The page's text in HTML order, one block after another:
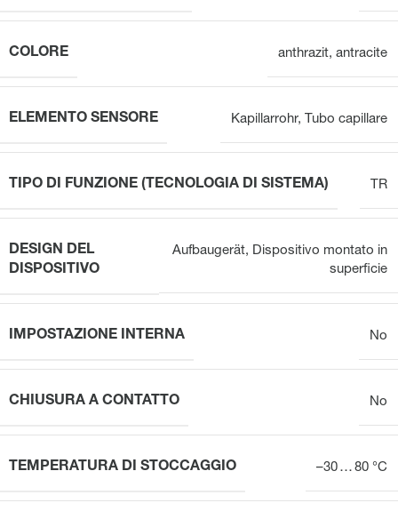
COLORE anthrazit, antracite
ELEMENTO SENSORE Kapillarrohr, Tubo capillare
TIPO DI FUNZIONE (TECNOLOGIA DI SISTEMA) TR
DESIGN DEL
DISPOSITIVO
Aufbaugerät, Dispositivo montato in
superficie
IMPOSTAZIONE INTERNA No
CHIUSURA A CONTATTO No
TEMPERATURA DI STOCCAGGIO –30 … 80 °C